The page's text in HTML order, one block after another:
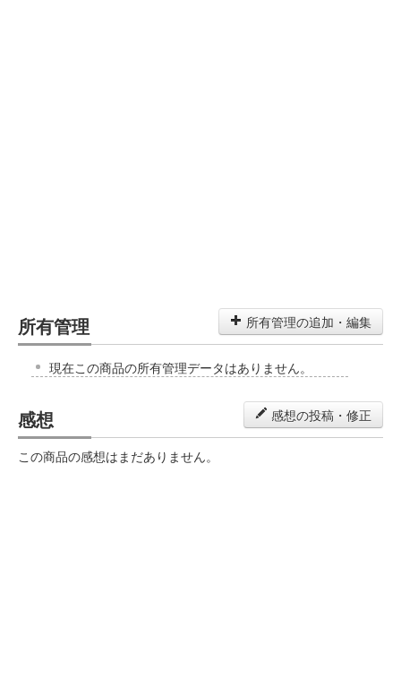
所有管理 所有管理の追加・編集
現在この商品の所有管理データはありません。
感想 感想の投稿・修正
この商品の感想はまだありません。